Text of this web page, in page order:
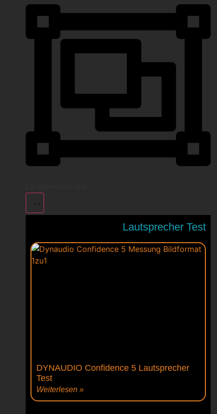
Lautsprecher Test
DYNAUDIO Confidence 5 Lautsprecher
Test
Weiterlesen »